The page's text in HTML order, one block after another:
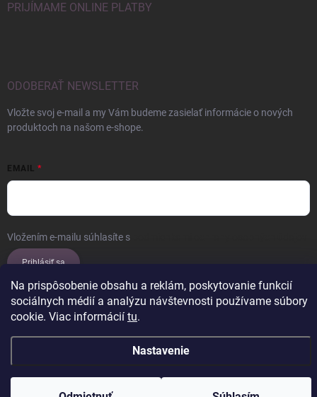
Na prispôsobenie obsahu a reklám, poskytovanie funkcií
sociálnych médií a analýzu návštevnosti používame súbory
cookie. Viac informácií tu.
Nastavenie
PRIJÍMAME ONLINE PLATBY
ODOBERAŤ NEWSLETTER
Vložte svoj e-mail a my Vám budeme zasielať informácie o nových
produktoch na našom e-shope.
EMAIL
Vložením e-mailu súhlasíte s
Prihlásiť sa